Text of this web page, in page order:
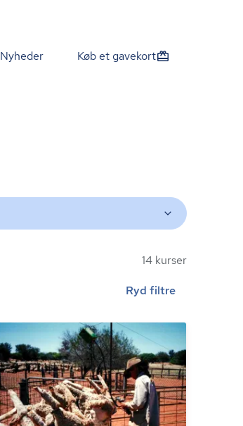
Nyheder Køb et gavekort
14 kurser
Ryd filtre